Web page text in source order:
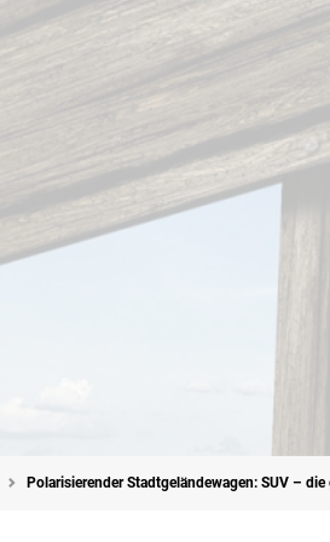
Polarisierender Stadtgeländewagen: SUV –